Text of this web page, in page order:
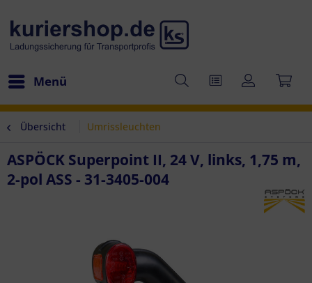
Menü
Übersicht Umrissleuchten
ASPÖCK Superpoint II, 24 V, links, 1,75 m,
2-pol ASS - 31-3405-004